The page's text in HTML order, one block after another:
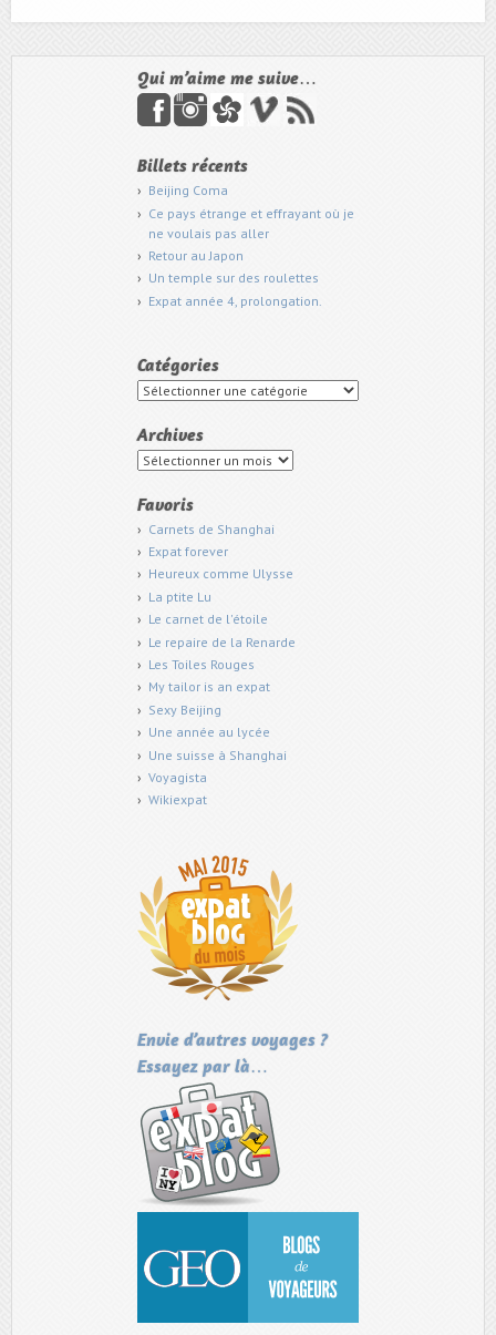
Qui m’aime me suive…
Billets récents
Beijing Coma
Ce pays étrange et effrayant où je
ne voulais pas aller
Retour au Japon
Un temple sur des roulettes
Expat année 4, prolongation.
Catégories
Catégories
Archives
Archives
Favoris
Carnets de Shanghai
Expat forever
Heureux comme Ulysse
La ptite Lu
Le carnet de l'étoile
Le repaire de la Renarde
Les Toiles Rouges
My tailor is an expat
Sexy Beijing
Une année au lycée
Une suisse à Shanghai
Voyagista
Wikiexpat
Envie d’autres voyages ?
Essayez par là…